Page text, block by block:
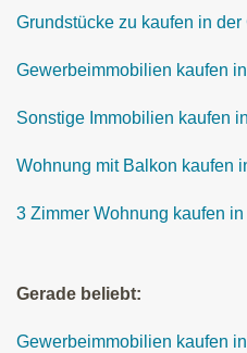
Grundstücke zu kaufen in
Gewerbeimmobilien kaufen
Sonstige Immobilien kaufen
Wohnung mit Balkon kaufen
3 Zimmer Wohnung kaufen
Gerade beliebt:
Gewerbeimmobilien kaufen